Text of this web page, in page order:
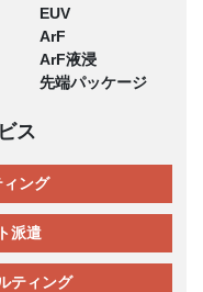
EUV
ArF
ArF液浸
先端パッケージ
ス
ング
派遣
ティング